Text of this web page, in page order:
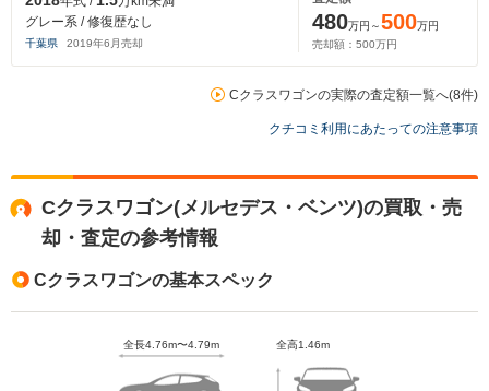
グレー系 / 修復歴なし
千葉県 2019年6 月売却
480万円～500万円
売却額： 500万円
Cクラスワゴンの実際の査定額一覧へ(8件)
クチコミ利用にあたっての注意事項
Cクラスワゴン(メルセデス・ベンツ)の買取・売
却・査定の参考情報
Cクラスワゴンの基本スペック
全長4.76m〜4.79m 全高1.46m